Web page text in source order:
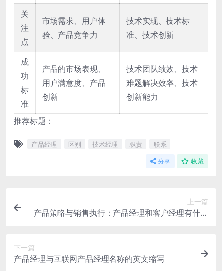
关
注
点
市场需求、用户体
验、产品竞争力
技术实现、技术标
准、技术创新
成
功
标
准
产品的市场表现、
用户满意度、产品
创新
技术团队绩效、技术
难题解决效率、技术
创新能力
推荐标题：
产品经理 区别 技术经理 职责 联系
分享 收藏
上一篇
产品策略与销售执行：产品经理和客户经理有什么
下一篇
产品经理与互联网产品经理名称的英文缩写